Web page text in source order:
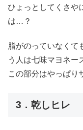
ひょっとしてくさや
は…？
脂がのっていなくて
う人は七味マヨネー
この部分はやっぱ
3．乾しヒレ